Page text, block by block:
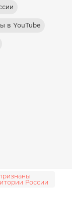
в YouTube
России